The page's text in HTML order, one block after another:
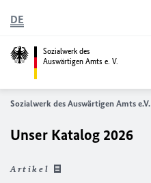
Sozialwerk des
Auswärtigen Amts e. V.
DE
Sozialwerk des Auswärtigen Amts e.V.
Unser Katalog 2026
Artikel